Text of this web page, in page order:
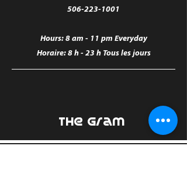
506-223-1001
Hours: 8 am - 11 pm Everyday
Horaire: 8 h - 23 h Tous les jours
The Gram